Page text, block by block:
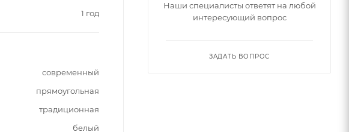
1 год
современный
прямоугольная
традиционная
белый
Наши специалисты ответят на любой
интересующий вопрос
ЗАДАТЬ ВОПРОС